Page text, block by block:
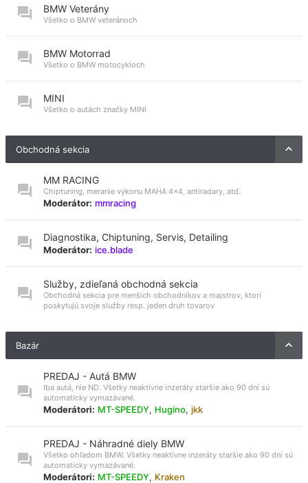
BMW Veterány
Všetko o BMW veteránoch
BMW Motorrad
Všetko o BMW motocykloch
MINI
Všetko o autách značky MINI
Obchodná sekcia
MM RACING
Chiptuning, meranie výkonu MAHA 4x4, antiradary, atď..
Moderátor: mmracing
Diagnostika, Chiptuning, Servis, Detailing
Moderátor: ice.blade
Služby, zdieľaná obchodná sekcia
Obchodná sekcia pre menších obchodníkov a majstrov, ktorí
poskytujú svoje služby resp. jeden druh tovarov
Bazár
PREDAJ - Autá BMW
Iba autá, nie ND. Všetky neaktívne inzeráty staršie ako 90 dní sú
automaticky vymazávané.
Moderátori: MT-SPEEDY, Hugino, jkk
PREDAJ - Náhradné diely BMW
Všetko ohľadom BMW. Všetky neaktívne inzeráty staršie ako 90 dní sú
automaticky vymazávané.
Moderátori: MT-SPEEDY, Kraken